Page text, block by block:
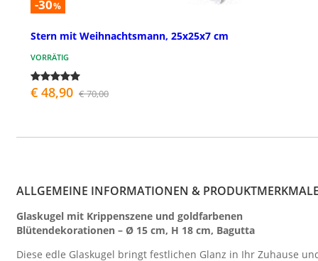
-30%
Stern mit Weihnachtsmann, 25x25x7 cm
VORRÄTIG
€ 48,90 € 70,00
ALLGEMEINE INFORMATIONEN &
Glaskugel mit Krippenszene und goldfarbenen
Blütendekorationen – Ø 15 cm, H 18 cm, Bagutta
Diese edle Glaskugel bringt festlichen Glanz in Ihr Zuhause